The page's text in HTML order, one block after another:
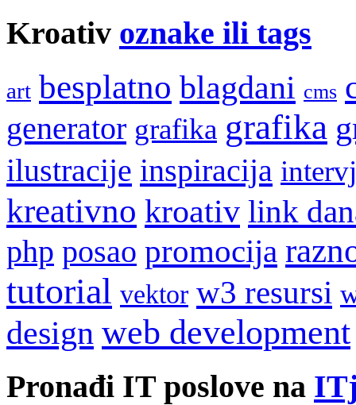
Kroativ oznake ili tags
art besplatno blagdani cms
generator grafika grafika
ilustracije inspiracija
kreativno kroativ link
php posao promocija
tutorial vektor w3 resursi
design web development
Pronađi IT poslove na